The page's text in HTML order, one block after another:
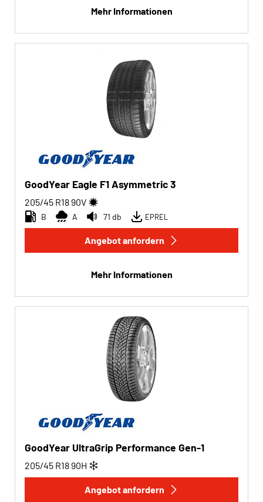
Mehr Informationen
GoodYear Eagle F1 Asymmetric 3
205/45 R18 90V
B A 71 db EPREL
Angebot anfordern
Mehr Informationen
GoodYear UltraGrip Performance Gen-1
205/45 R18 90H
Angebot anfordern